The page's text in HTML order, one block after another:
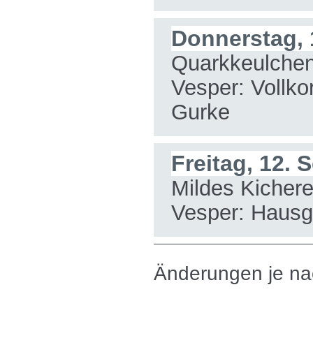
Donnerstag,
Vesper:
Gurke
Freitag, 12.
Mildes
Vesper:
Änderungen je